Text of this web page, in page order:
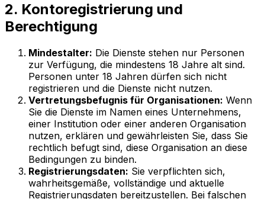
2. Kontoregistrierung und
Berechtigung
Mindestalter: Die Dienste stehen nur Personen
zur Verfügung, die mindestens 18 Jahre alt sind.
Personen unter 18 Jahren dürfen sich nicht
registrieren und die Dienste nicht nutzen.
Vertretungsbefugnis für Organisationen: Wenn
Sie die Dienste im Namen eines Unternehmens,
einer Institution oder einer anderen Organisation
nutzen, erklären und gewährleisten Sie, dass Sie
rechtlich befugt sind, diese Organisation an diese
Bedingungen zu binden.
Registrierungsdaten: Sie verpflichten sich,
wahrheitsgemäße, vollständige und aktuelle
Registrierungsdaten bereitzustellen. Bei falschen